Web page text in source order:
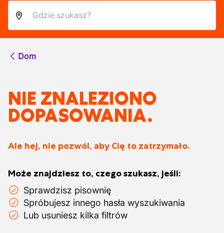
Dom
NIE ZNALEZIONO
DOPASOWANIA.
Ale hej, nie pozwól, aby Cię to zatrzymało.
Może znajdziesz to, czego szukasz, jeśli:
Sprawdzisz pisownię
Spróbujesz innego hasła wyszukiwania
Lub usuniesz kilka filtrów